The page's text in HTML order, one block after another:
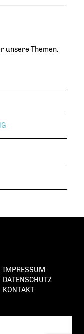
unsere Themen.
IMPRESSUM
DATENSCHUTZ
KONTAKT